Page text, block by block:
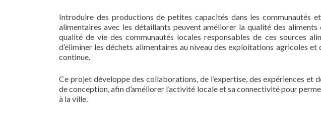
Introduire des productions de petites capacités dans les communautés
alimentaires avec les détaillants peuvent améliorer la qualité des
qualité de vie des communautés locales responsables de ces sources
d’éliminer les déchets alimentaires au niveau des exploitations agricoles
continue.
Ce projet développe des collaborations, de l’expertise, des expériences et
de conception, afin d’améliorer l’activité locale et sa connectivité pour
à la ville.